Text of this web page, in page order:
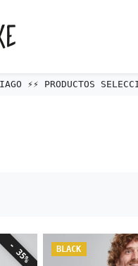
compras sobre $80.000
- 35% BLACK